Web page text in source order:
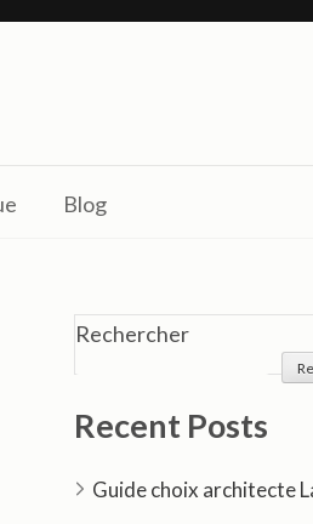
Blog
Rechercher
Recent Posts
Guide choix architecte